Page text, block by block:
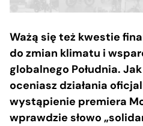
Ważą się też kwestie
do zmian klimatu i
globalnego Południa.
oceniasz działania
wystąpienie premiera
wprawdzie słowo